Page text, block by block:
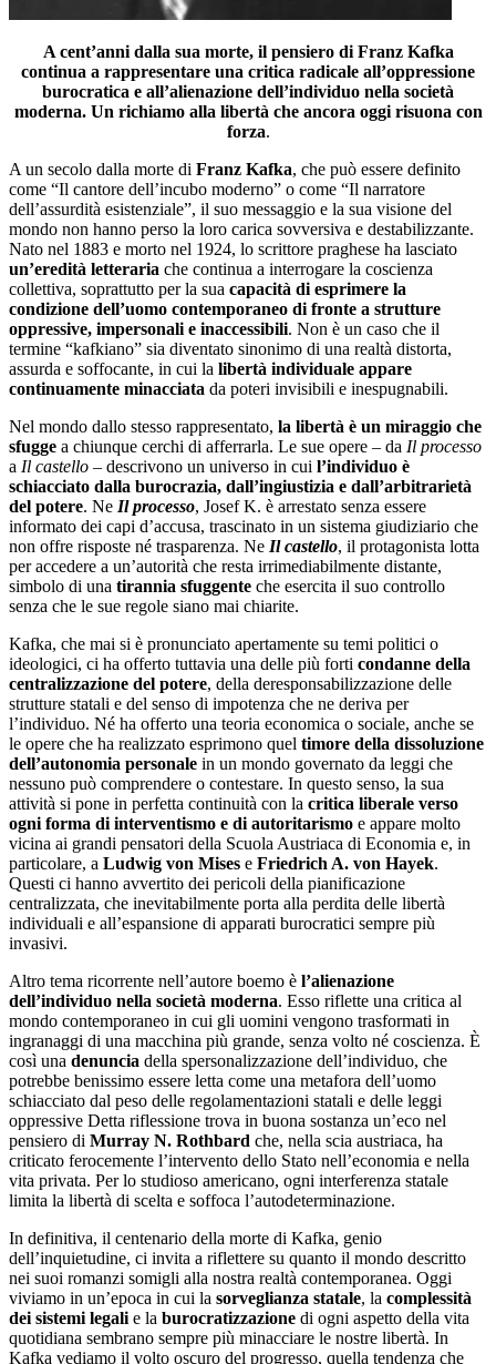
A cent’anni dalla sua morte, il pensiero di Franz Kafka
continua a rappresentare una critica radicale all’oppressione
burocratica e all’alienazione dell’individuo nella società
moderna. Un richiamo alla libertà che ancora oggi risuona con
forza.
A un secolo dalla morte di Franz Kafka, che può essere definito
come “Il cantore dell’incubo moderno” o come “Il narratore
dell’assurdità esistenziale”, il suo messaggio e la sua visione del
mondo non hanno perso la loro carica sovversiva e destabilizzante.
Nato nel 1883 e morto nel 1924, lo scrittore praghese ha lasciato
un’eredità letteraria che continua a interrogare la coscienza
collettiva, soprattutto per la sua capacità di esprimere la
condizione dell’uomo contemporaneo di fronte a strutture
oppressive, impersonali e inaccessibili. Non è un caso che il
termine “kafkiano” sia diventato sinonimo di una realtà distorta,
assurda e soffocante, in cui la libertà individuale appare
continuamente minacciata da poteri invisibili e inespugnabili.
Nel mondo dallo stesso rappresentato, la libertà è un miraggio che
sfugge a chiunque cerchi di afferrarla. Le sue opere – da Il processo
a Il castello – descrivono un universo in cui l’individuo è
schiacciato dalla burocrazia, dall’ingiustizia e dall’arbitrarietà
del potere. Ne Il processo, Josef K. è arrestato senza essere
informato dei capi d’accusa, trascinato in un sistema giudiziario che
non offre risposte né trasparenza. Ne Il castello, il protagonista lotta
per accedere a un’autorità che resta irrimediabilmente distante,
simbolo di una tirannia sfuggente che esercita il suo controllo
senza che le sue regole siano mai chiarite.
Kafka, che mai si è pronunciato apertamente su temi politici o
ideologici, ci ha offerto tuttavia una delle più forti condanne della
centralizzazione del potere, della deresponsabilizzazione delle
strutture statali e del senso di impotenza che ne deriva per
l’individuo. Né ha offerto una teoria economica o sociale, anche se
le opere che ha realizzato esprimono quel timore della dissoluzione
dell’autonomia personale in un mondo governato da leggi che
nessuno può comprendere o contestare. In questo senso, la sua
attività si pone in perfetta continuità con la critica liberale verso
ogni forma di interventismo e di autoritarismo e appare molto
vicina ai grandi pensatori della Scuola Austriaca di Economia e, in
particolare, a Ludwig von Mises e Friedrich A. von Hayek.
Questi ci hanno avvertito dei pericoli della pianificazione
centralizzata, che inevitabilmente porta alla perdita delle libertà
individuali e all’espansione di apparati burocratici sempre più
invasivi.
Altro tema ricorrente nell’autore boemo è l’alienazione
dell’individuo nella società moderna. Esso riflette una critica al
mondo contemporaneo in cui gli uomini vengono trasformati in
ingranaggi di una macchina più grande, senza volto né coscienza. È
così una denuncia della spersonalizzazione dell’individuo, che
potrebbe benissimo essere letta come una metafora dell’uomo
schiacciato dal peso delle regolamentazioni statali e delle leggi
oppressive Detta riflessione trova in buona sostanza un’eco nel
pensiero di Murray N. Rothbard che, nella scia austriaca, ha
criticato ferocemente l’intervento dello Stato nell’economia e nella
vita privata. Per lo studioso americano, ogni interferenza statale
limita la libertà di scelta e soffoca l’autodeterminazione.
In definitiva, il centenario della morte di Kafka, genio
dell’inquietudine, ci invita a riflettere su quanto il mondo descritto
nei suoi romanzi somigli alla nostra realtà contemporanea. Oggi
viviamo in un’epoca in cui la sorveglianza statale, la complessità
dei sistemi legali e la burocratizzazione di ogni aspetto della vita
quotidiana sembrano sempre più minacciare le nostre libertà. In
Kafka vediamo il volto oscuro del progresso, quella tendenza che